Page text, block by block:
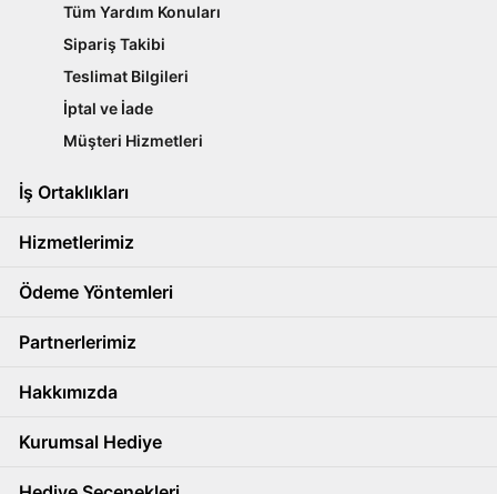
Tüm Yardım Konuları
Sipariş Takibi
Teslimat Bilgileri
İptal ve İade
Müşteri Hizmetleri
İş Ortaklıkları
Hizmetlerimiz
Ödeme Yöntemleri
Partnerlerimiz
Hakkımızda
Kurumsal Hediye